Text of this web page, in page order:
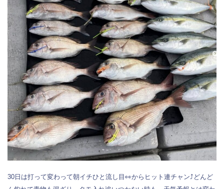
30日は打って変わって朝イチひと流し目👀からヒット連チャン⤴️どんど